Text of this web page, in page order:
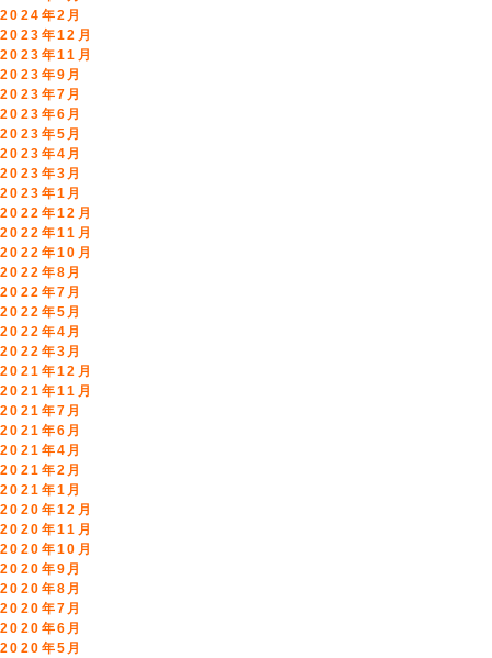
2024年2月
2023年12月
2023年11月
2023年9月
2023年7月
2023年6月
2023年5月
2023年4月
2023年3月
2023年1月
2022年12月
2022年11月
2022年10月
2022年8月
2022年7月
2022年5月
2022年4月
2022年3月
2021年12月
2021年11月
2021年7月
2021年6月
2021年4月
2021年2月
2021年1月
2020年12月
2020年11月
2020年10月
2020年9月
2020年8月
2020年7月
2020年6月
2020年5月